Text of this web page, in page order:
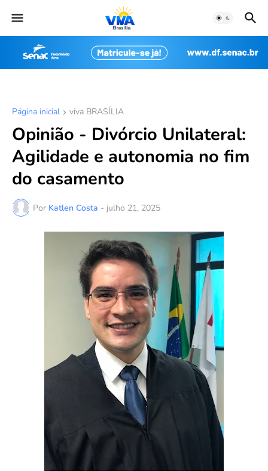
Página inicial viva BRASÍLIA
Opinião - Divórcio Unilateral:
Agilidade e autonomia no fim
do casamento
Por Katlen Costa - julho 21, 2025